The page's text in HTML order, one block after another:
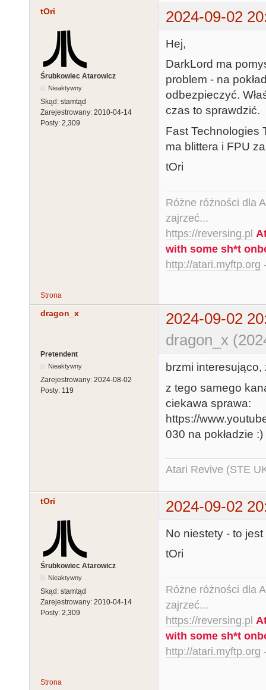
tOri 2024-09-02
Śrubkowiec Atarowicz
Nieaktywny
Skąd: stamtąd
Zarejestrowany: 2010-04-14
Posty: 2,309
Hej,
DarkLord ma
problem - na
odbezpieczyć.
czas to sprawdzić.
Fast Technologies
ma blittera i FPU
tOri
Różne różności dla
zajrzeć...
https://reversing.pl
with some sh*t
http://atari.myftp.org
Strona
dragon_x
2024-09-02
dragon_x
Pretendent
Nieaktywny
Zarejestrowany: 2024-08-02
Posty: 119
brzmi
z tego samego
ciekawa sprawa:
https://
030 na pokładzie :)
Atari Revive (STE
tOri 2024-09-02
Śrubkowiec Atarowicz
Nieaktywny
Skąd: stamtąd
Zarejestrowany: 2010-04-14
Posty: 2,309
No niestety - to
tOri
Różne różności dla
zajrzeć...
https://reversing.pl
with some sh*t
http://atari.myftp.org
Strona